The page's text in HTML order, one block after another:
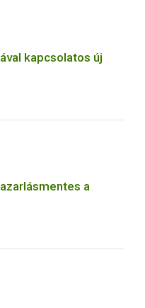
kapcsolatos új
a